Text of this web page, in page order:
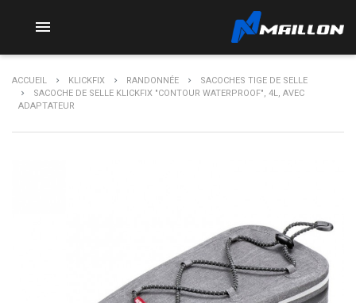

ACCUEIL KLICKFIX RANDONNÉE
SACOCHES TIGE DE SELLE
SACOCHE DE SELLE KLICKFIX "CONTOUR WATERPROOF", 4L, AVEC
ADAPTATEUR